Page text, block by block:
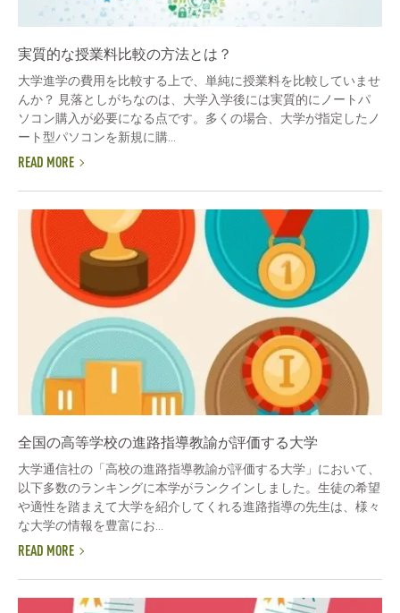
実質的な授業料比較の方法とは？
大学進学の費用を比較する上で、単純に授業料を比較していませ
んか？ 見落としがちなのは、大学入学後には実質的にノートパ
ソコン購入が必要になる点です。多くの場合、大学が指定したノ
ート型パソコンを新規に購...
READ MORE
全国の高等学校の進路指導教諭が評価する大学
大学通信社の「高校の進路指導教諭が評価する大学」において、
以下多数のランキングに本学がランクインしました。生徒の希望
や適性を踏まえて大学を紹介してくれる進路指導の先生は、様々
な大学の情報を豊富にお...
READ MORE